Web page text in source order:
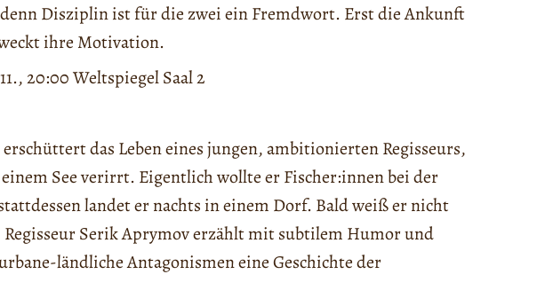
Disziplin ist für die zwei ein Fremdwort. Erst die Ankunft
ihre Motivation.
20:00 Weltspiegel Saal 2
das Leben eines jungen, ambitionierten Regisseurs,
einem See verirrt. Eigentlich wollte er Fischer:innen bei der
landet er nachts in einem Dorf. Bald weiß er nicht
Serik Aprymov erzählt mit subtilem Humor und
ländliche Antagonismen eine Geschichte der